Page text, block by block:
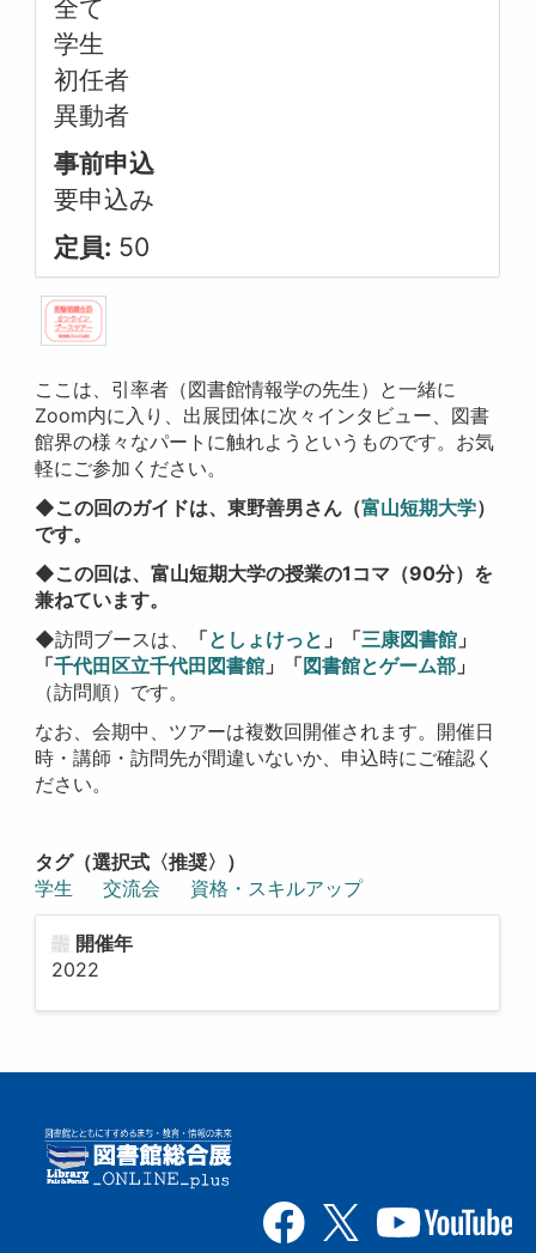
全て
学生
初任者
異動者
事前申込
要申込み
定員: 50
ここは、引率者（図書館情報学の先生）と一緒に
Zoom内に入り、出展団体に次々インタビュー、図書
館界の様々なパートに触れようというものです。お気
軽にご参加ください。
◆この回のガイドは、東野善男さん（富山短期大学）
です。
◆この回は、富山短期大学の授業の1コマ（90分）を
兼ねています。
◆訪問ブースは、 「としょけっと 」「三康図書館 」
「千代田区立千代田図書館 」「図書館とゲーム部 」
（訪問順）です。
なお、会期中、ツアーは複数回開催されます。開催日
時・講師・訪問先が間違いないか、申込時にご確認く
ださい。
タグ（選択式〈推奨〉）
学生
交流会 資格・スキルアップ
開催年
2022